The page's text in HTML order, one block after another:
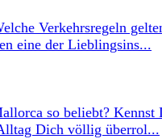
Verkehrsregeln
eine der Lieblingsins...
so beliebt? Kennst
Dich völlig überrol...